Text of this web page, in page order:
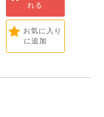
れる
お気に入り
に追加